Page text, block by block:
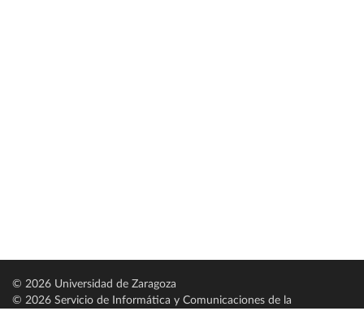
© 2026 Universidad de Zaragoza
© 2026 Servicio de Informática y Comunicaciones de la